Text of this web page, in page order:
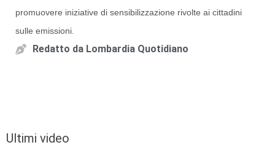
promuovere iniziative di sensibilizzazione rivolte ai cittadini
sulle emissioni.
Redatto da Lombardia Quotidiano
Ultimi video